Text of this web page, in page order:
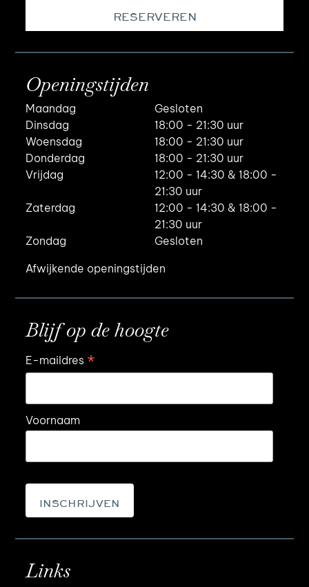
RESERVEREN
Openingstijden
Maandag
Gesloten
Dinsdag
18:00 - 21:30 uur
Woensdag
18:00 - 21:30 uur
Donderdag
18:00 - 21:30 uur
Vrijdag
12:00 - 14:30 & 18:00 -
21:30 uur
Zaterdag
12:00 - 14:30 & 18:00 -
21:30 uur
Zondag
Gesloten
Afwijkende openingstijden
Blijf op de hoogte
E-maildres *
Voornaam
Links